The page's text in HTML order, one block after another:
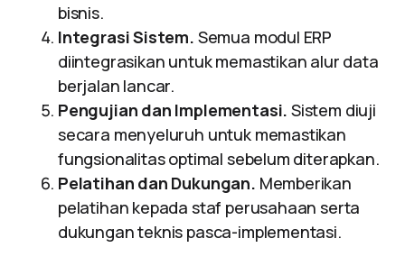
bisnis.
Integrasi Sistem. Semua modul ERP
diintegrasikan untuk memastikan alur data
berjalan lancar.
Pengujian dan Implementasi. Sistem diuji
secara menyeluruh untuk memastikan
fungsionalitas optimal sebelum diterapkan.
Pelatihan dan Dukungan. Memberikan
pelatihan kepada staf perusahaan serta
dukungan teknis pasca-implementasi.